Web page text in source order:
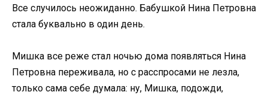
Все случилось неожиданно. Бабушкой Нина Петровна
стала буквально в один день.
Мишка все реже стал ночью дома появляться Нина
Петровна переживала, но с расспросами не лезла,
только сама себе думала: ну, Мишка, подожди,